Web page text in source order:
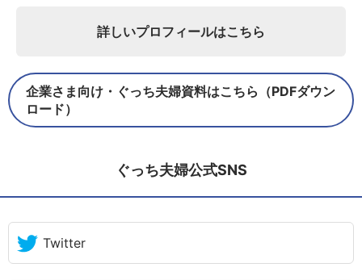
詳しいプロフィールはこちら
企業さま向け・ぐっち夫婦資料はこちら（PDFダウン
ロード）
ぐっち夫婦公式SNS
Twitter